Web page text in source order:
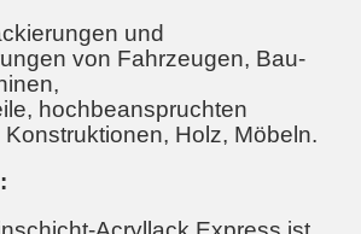
und
von Fahrzeugen, Bau-
hochbeanspruchten
Holz, Möbeln.